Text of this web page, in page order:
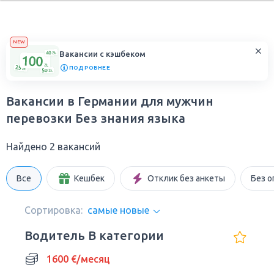
NEW
Вакансии с кэшбеком
ПОДРОБНЕЕ
Вакансии в Германии для мужчин
перевозки Без знания языка
Найдено 2 вакансий
Все Кешбек Отклик без анкеты Без
Сортировка: самые новые
Водитель В категории
1600 €/месяц